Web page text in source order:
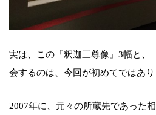
実は、この『釈迦三尊像』3幅と、
会するのは、今回が初めてではあり
2007年に、元々の所蔵先であった